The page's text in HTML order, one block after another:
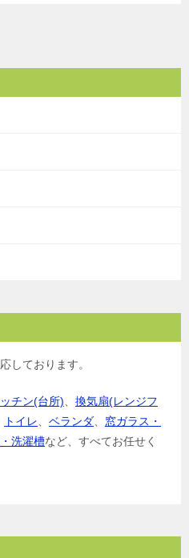
しております。
チン(台所)
換気扇(レンジフ
トイレ ベランダ
窓ガラス・
洗濯槽など、すべてお任せく